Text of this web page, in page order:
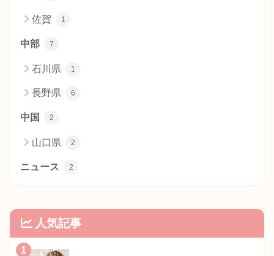
佐賀 1
中部 7
石川県 1
長野県 6
中国 2
山口県 2
ニュース 2
人気記事
1